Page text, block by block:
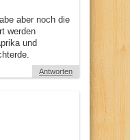
aber noch die
werden
und
Antworten